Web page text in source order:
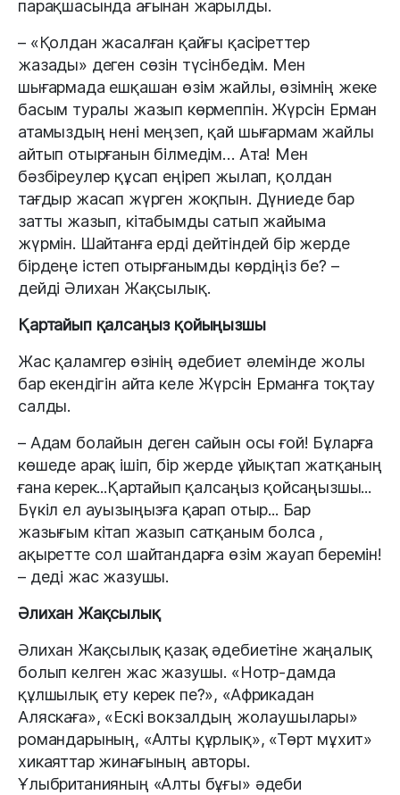
парақшасында ағынан жарылды.
– «Қолдан жасалған қайғы қасіреттер
жазады» деген сөзін түсінбедім. Мен
шығармада ешқашан өзім жайлы, өзімнің жеке
басым туралы жазып көрмеппін. Жүрсін Ерман
атамыздың нені меңзеп, қай шығармам жайлы
айтып отырғанын білмедім… Ата! Мен
бәзбіреулер құсап еңіреп жылап, қолдан
тағдыр жасап жүрген жоқпын. Дүниеде бар
затты жазып, кітабымды сатып жайыма
жүрмін. Шайтанға ерді дейтіндей бір жерде
бірдеңе істеп отырғанымды көрдіңіз бе? –
дейді Әлихан Жақсылық.
Қартайып қалсаңыз қойыңызшы
Жас қаламгер өзінің әдебиет әлемінде жолы
бар екендігін айта келе Жүрсін Ерманға тоқтау
салды.
– Адам болайын деген сайын осы ғой! Бұларға
көшеде арақ ішіп, бір жерде ұйықтап жатқаның
ғана керек...Қартайып қалсаңыз қойсаңызшы...
Бүкіл ел ауызыңызға қарап отыр... Бар
жазығым кітап жазып сатқаным болса ,
ақыретте сол шайтандарға өзім жауап беремін!
– деді жас жазушы.
Әлихан Жақсылық
Әлихан Жақсылық қазақ әдебиетіне жаңалық
болып келген жас жазушы. «Нотр-дамда
құлшылық ету керек пе?», «Африкадан
Аляскаға», «Ескі вокзалдың жолаушылары»
романдарының, «Алты құрлық», «Төрт мұхит»
хикаяттар жинағының авторы.
Ұлыбританияның «Алты бұғы» әдеби